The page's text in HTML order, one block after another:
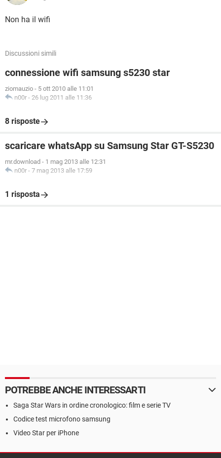
Non ha il wifi
Discussioni simili
connessione wifi samsung s5230 star
ziomauzio - 5 ott 2010 alle 11:01
n00r - 26 lug 2011 alle 11:36
8 risposte
scaricare whatsApp su Samsung Star GT-S5230
mr.download - 1 mag 2013 alle 12:31
n00r - 7 mag 2013 alle 17:59
1 risposta
POTREBBE ANCHE INTERESSARTI
Saga Star Wars in ordine cronologico: film e serie TV
Codice test microfono samsung
Video Star per iPhone